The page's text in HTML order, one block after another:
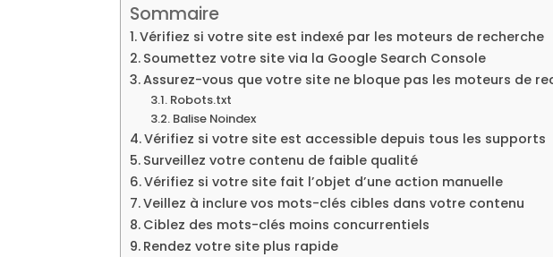
Sommaire
Vérifiez si votre site est indexé par les moteurs de recherche
Soumettez votre site via la Google Search Console
Assurez-vous que votre site ne bloque pas les moteurs de
Robots.txt
Balise Noindex
Vérifiez si votre site est accessible depuis tous les supports
Surveillez votre contenu de faible qualité
Vérifiez si votre site fait l’objet d’une action manuelle
Veillez à inclure vos mots-clés cibles dans votre contenu
Ciblez des mots-clés moins concurrentiels
Rendez votre site plus rapide